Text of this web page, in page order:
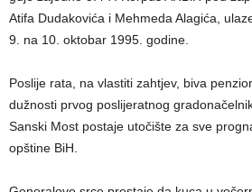
Atifa Dudakovića i Mehmeda Alagića,
9. na 10. oktobar 1995. godine.
Poslije rata, na vlastiti zahtjev, biva
dužnosti prvog poslijeratnog
Sanski Most postaje utočište za sve
opštine BiH.